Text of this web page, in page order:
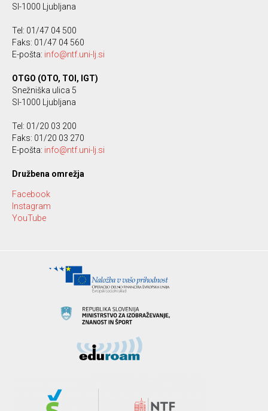
SI-1000 Ljubljana
Tel: 01/47 04 500
Faks: 01/47 04 560
E-pošta: info@ntf.uni-lj.si
OTGO (OTO, TOI, IGT)
Snežniška ulica 5
SI-1000 Ljubljana
Tel: 01/20 03 200
Faks: 01/20 03 270
E-pošta: info@ntf.uni-lj.si
Družbena omrežja
Facebook
Instagram
YouTube